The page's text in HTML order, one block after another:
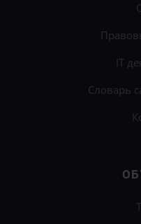
IT
Словарь